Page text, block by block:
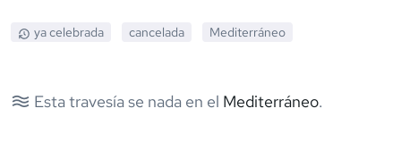
ya celebrada cancelada Mediterráneo
Esta travesía se nada en el Mediterráneo.